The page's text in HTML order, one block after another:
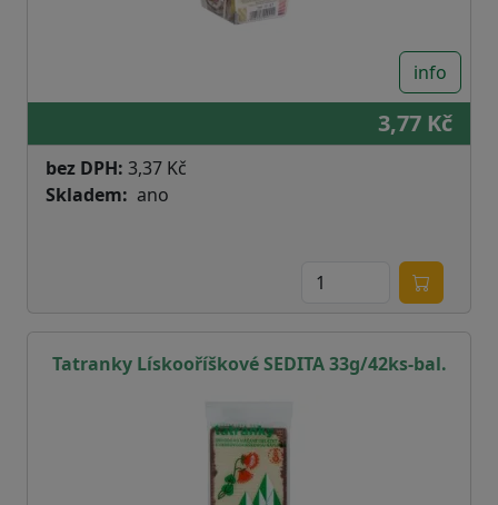
info
3,77 Kč
bez DPH: 3,37 Kč
Skladem
ano
Tatranky Lískooříškové SEDITA 33g/42ks-bal.